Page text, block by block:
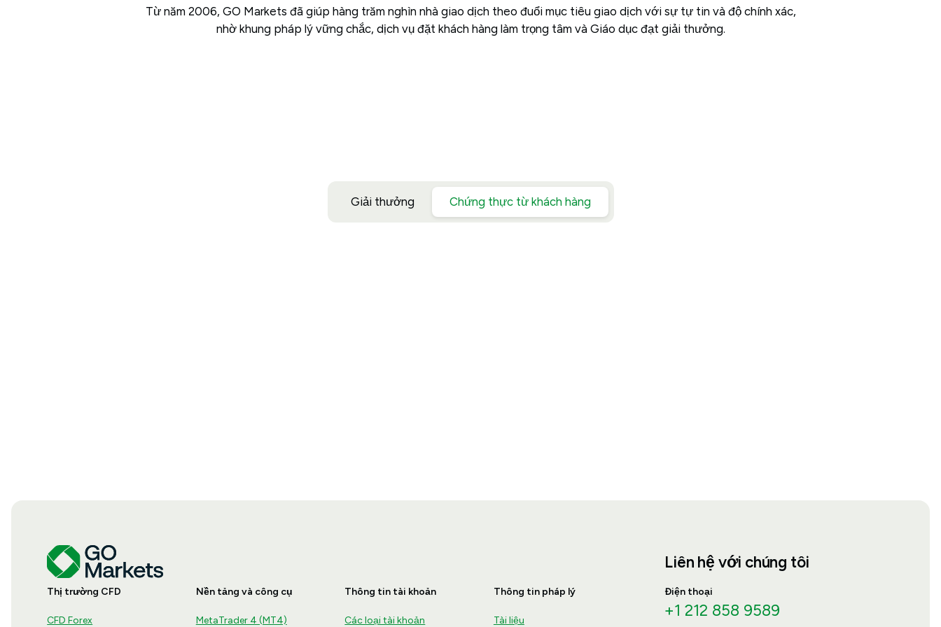
Từ năm 2006, GO Markets đã giúp hàng trăm nghìn nhà giao dịch theo đuổi mục tiêu giao dịch với sự tự tin và độ chính xác,
nhờ khung pháp lý vững chắc, dịch vụ đặt khách hàng làm trọng tâm và Giáo dục đạt giải thưởng.
Giải thưởng Chứng thực từ khách hàng
Thị trường CFD
CFD Forex
Nền tảng và công cụ
MetaTrader 4 (MT4)
Thông tin tài khoản
Các loại tài khoản
Thông tin pháp lý
Tài liệu
Liên hệ với chúng tôi
Điện thoại
+1 212 858 9589